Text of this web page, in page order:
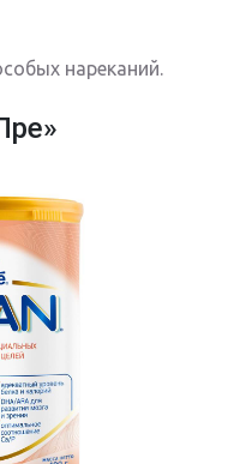
нареканий.